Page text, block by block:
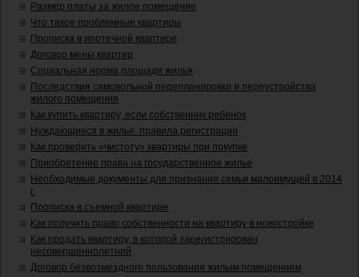
Размер платы за жилое помещение
Что такое проблемные квартиры
Прописка в ипотечной квартире
Договор мены квартир
Социальная норма площади жилья
Последствия самовольной перепланировки и переустройства
жилого помещения
Как купить квартиру, если собственник ребенок
Нуждающиеся в жилье: правила регистрации
Как проверить «чистоту» квартиры при покупке
Приобретение права на государственное жилье
Необходимые документы для признания семьи малоимущей в 2014
г.
Прописка в съемной квартире
Как получить право собственности на квартиру в новостройке
Как продать квартиру, в которой зарегистрирован
несовершеннолетний
Договор безвозмездного пользования жилым помещением